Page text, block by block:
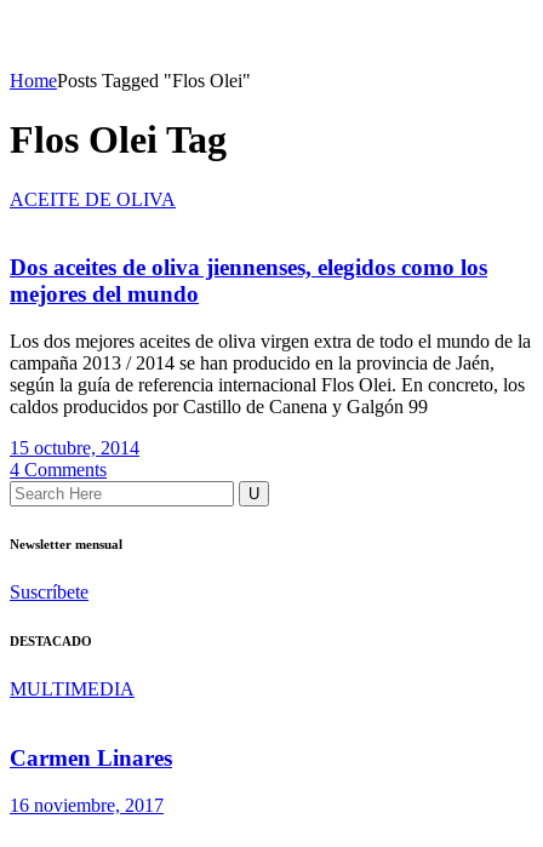
HomePosts Tagged "Flos Olei"
Flos Olei Tag
ACEITE DE OLIVA
Dos aceites de oliva jiennenses, elegidos como los
mejores del mundo
Los dos mejores aceites de oliva virgen extra de todo el mundo de la
campaña 2013 / 2014 se han producido en la provincia de Jaén,
según la guía de referencia internacional Flos Olei. En concreto, los
caldos producidos por Castillo de Canena y Galgón 99
15 octubre, 2014
4 Comments
Newsletter mensual
Suscríbete
DESTACADO
MULTIMEDIA
Carmen Linares
16 noviembre, 2017